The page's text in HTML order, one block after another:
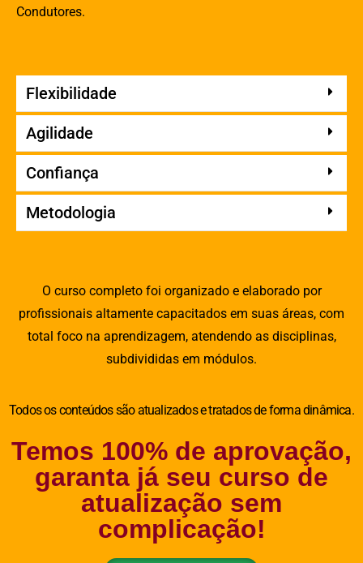
Condutores.
Flexibilidade
Agilidade
Confiança
Metodologia
O curso completo foi organizado e elaborado por
profissionais altamente capacitados em suas áreas, com
total foco na aprendizagem, atendendo as disciplinas,
subdivididas em módulos.
Todos os conteúdos são atualizados e tratados de forma dinâmica.
Temos 100% de aprovação,
garanta já seu curso de
atualização sem
complicação!